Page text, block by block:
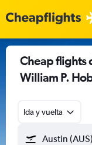
Cheap flights
William P.
Ida y vuelta
Austin (AUS)